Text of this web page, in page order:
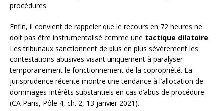
procédures.
Enfin, il convient de rappeler que le recours en 72 heures ne
doit pas être instrumentalisé comme une tactique dilatoire.
Les tribunaux sanctionnent de plus en plus sévèrement les
contestations abusives visant uniquement à paralyser
temporairement le fonctionnement de la copropriété. La
jurisprudence récente montre une tendance à l’allocation de
dommages-intérêts substantiels en cas d’abus de procédure
(CA Paris, Pôle 4, ch. 2, 13 janvier 2021).